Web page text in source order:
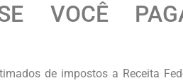
VOCÊ
de impostos a Receita